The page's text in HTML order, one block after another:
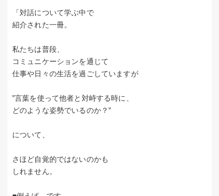
「対話について学ぶ中で
紹介された一冊。
私たちは普段、
コミュニケーションを通じて
仕事や日々の生活を過ごしていますが
”言葉を使って他者と対峙する時に、
どのような姿勢でいるのか？”
について、
さほど自覚的ではないのかも
しれません。